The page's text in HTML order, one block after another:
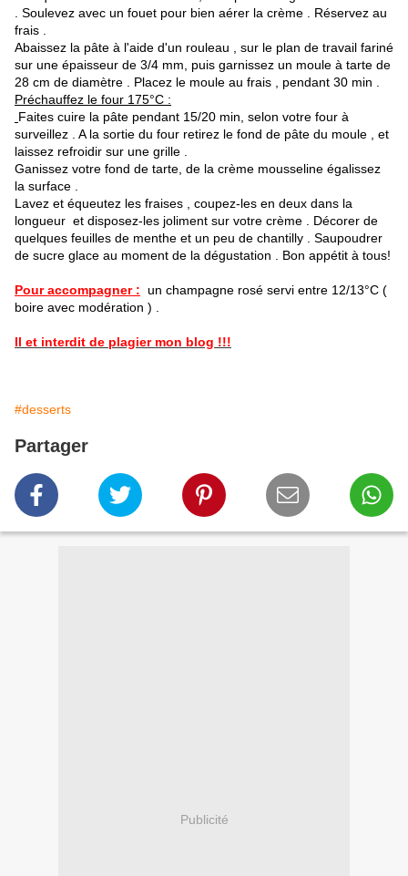
. Soulevez avec un fouet pour bien aérer la crème . Réservez au
frais .
Abaissez la pâte à l'aide d'un rouleau , sur le plan de travail fariné
sur une épaisseur de 3/4 mm, puis garnissez un moule à tarte de
28 cm de diamètre . Placez le moule au frais , pendant 30 min .
Préchauffez le four 175°C :
Faites cuire la pâte pendant 15/20 min, selon votre four à
surveillez . A la sortie du four retirez le fond de pâte du moule , et
laissez refroidir sur une grille .
Ganissez votre fond de tarte, de la crème mousseline égalissez
la surface .
Lavez et équeutez les fraises , coupez-les en deux dans la
longueur et disposez-les joliment sur votre crème . Décorer de
quelques feuilles de menthe et un peu de chantilly . Saupoudrer
de sucre glace au moment de la dégustation . Bon appétit à tous!
Pour accompagner : un champagne rosé servi entre 12/13°C (
boire avec modération ) .
Il et interdit de plagier mon blog !!!
#desserts
Partager
Publicité